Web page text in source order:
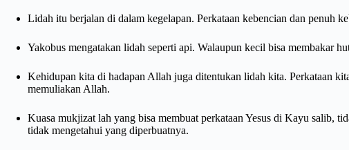
Lidah itu berjalan di dalam kegelapan. Perkataan kebencian dan penuh
Yakobus mengatakan lidah seperti api. Walaupun kecil bisa membakar
Kehidupan kita di hadapan Allah juga ditentukan lidah kita. Perkataan
memuliakan Allah.
Kuasa mukjizat lah yang bisa membuat perkataan Yesus di Kayu salib,
tidak mengetahui yang diperbuatnya.